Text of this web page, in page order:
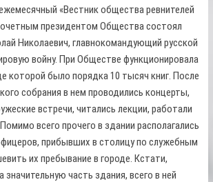
«Вестник общества ревнителей
президентом Общества состоял
Николаевич, главнокомандующий русской
войну. При Обществе функционировала
которой было порядка 10 тысяч книг. После
собрания в нем проводились концерты,
встречи, читались лекции, работали
всего прочего в здании располагались
прибывших в столицу по служебным
их пребывание в городе. Кстати,
значительную часть здания, всего в ней